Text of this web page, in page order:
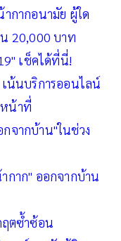
กากอนามัย ผู้ใด
20,000 บาท
เช็คได้ที่นี่!
น้นบริการออนไลน์
น้าที่
จากบ้าน"ในช่วง
กาก" ออกจากบ้าน
ฤตซ้ำซ้อน